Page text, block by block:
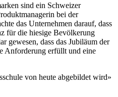
sind ein Schweizer
bei der
das Unternehmen darauf, dass
für die hiesige Bevölkerung
gewesen, dass das Jubiläum der
Anforderung erfüllt und eine
von heute abgebildet wird»